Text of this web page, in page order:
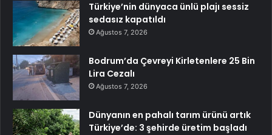
Türkiye’nin dünyaca ünlü plajı sessiz
sedasız kapatıldı
Ağustos 7, 2026
Bodrum’da Çevreyi Kirletenlere 25 Bin
Lira Cezalı
Ağustos 7, 2026
Dünyanın en pahalı tarım ürünü artık
Türkiye’de: 3 şehirde üretim başladı